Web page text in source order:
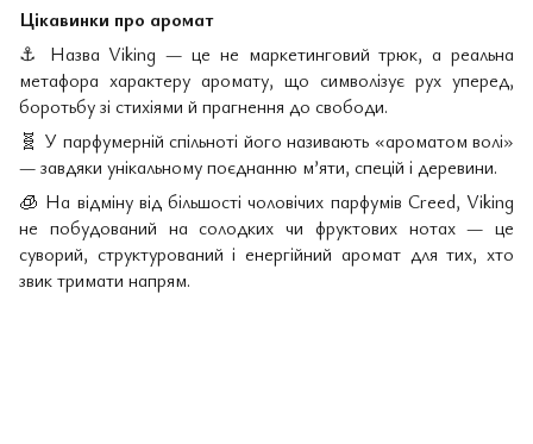
Цікавинки про аромат
⚓
Назва Viking — це не маркетинговий трюк, а реальна
метафора характеру аромату, що символізує рух уперед,
боротьбу зі стихіями й прагнення до свободи.
🧬 У парфумерній спільноті його називають «ароматом волі»
— завдяки унікальному поєднанню м’яти, спецій і деревини.
🧊 На відміну від більшості чоловічих парфумів Creed, Viking
не побудований на солодких чи фруктових нотах — це
суворий, структурований і енергійний аромат для тих, хто
звик тримати напрям.